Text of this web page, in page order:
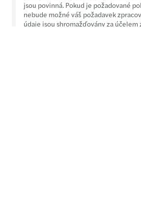
jsou povinná. Pokud je požadované
nebude možné váš požadavek
údaje jsou shromažďovány za účelem